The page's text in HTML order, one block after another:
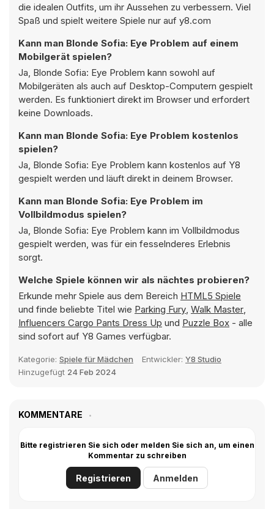
die idealen Outfits, um ihr Aussehen zu verbessern. Viel
Spaß und spielt weitere Spiele nur auf y8.com
Kann man Blonde Sofia: Eye Problem auf einem
Mobilgerät spielen?
Ja, Blonde Sofia: Eye Problem kann sowohl auf
Mobilgeräten als auch auf Desktop-Computern gespielt
werden. Es funktioniert direkt im Browser und erfordert
keine Downloads.
Kann man Blonde Sofia: Eye Problem kostenlos
spielen?
Ja, Blonde Sofia: Eye Problem kann kostenlos auf Y8
gespielt werden und läuft direkt in deinem Browser.
Kann man Blonde Sofia: Eye Problem im
Vollbildmodus spielen?
Ja, Blonde Sofia: Eye Problem kann im Vollbildmodus
gespielt werden, was für ein fesselnderes Erlebnis
sorgt.
Welche Spiele können wir als nächtes probieren?
Erkunde mehr Spiele aus dem Bereich HTML5 Spiele
und finde beliebte Titel wie Parking Fury, Walk Master,
Influencers Cargo Pants Dress Up und Puzzle Box - alle
sind sofort auf Y8 Games verfügbar.
Kategorie: Spiele für Mädchen Entwickler: Y8 Studio
Hinzugefügt 24 Feb 2024
KOMMENTARE
Bitte registrieren Sie sich oder melden Sie sich an, um einen
Kommentar zu schreiben
Registrieren Anmelden